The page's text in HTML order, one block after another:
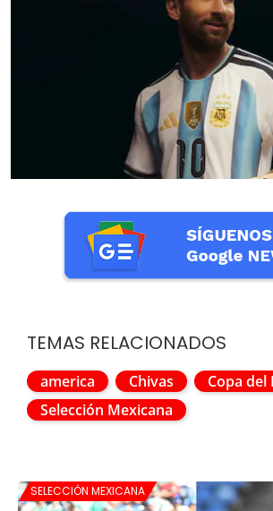
TEMAS RELACIONADOS
america Chivas
Copa del
Selección Mexicana
SELECCIÓN MEXICANA